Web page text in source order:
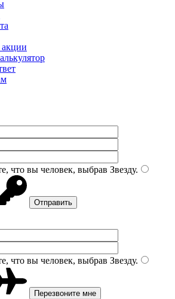
что вы человек, выбрав Звезду.
что вы человек, выбрав Звезду.